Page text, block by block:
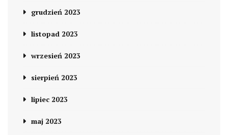
grudzień 2023
listopad 2023
wrzesień 2023
sierpień 2023
lipiec 2023
maj 2023